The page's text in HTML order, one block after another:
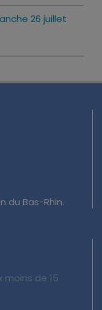
26 juillet
du Bas-Rhin.
moins de 15